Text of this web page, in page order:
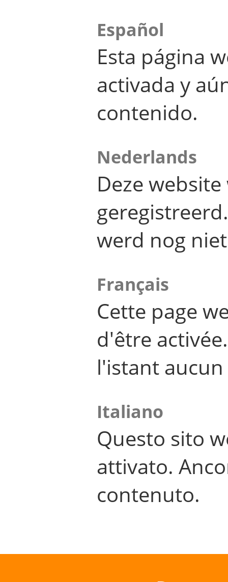
Español
Esta página
activada y
contenido.
Nederlands
Deze
werd nog
Français
Cette page
d'être
l'istant
Italiano
Questo sito
attivato.
contenuto.